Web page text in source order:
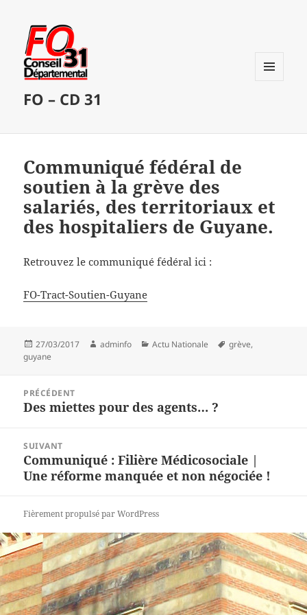
FO – CD 31
Communiqué fédéral de
soutien à la grève des
salariés, des territoriaux et
des hospitaliers de Guyane.
Retrouvez le communiqué fédéral ici :
FO-Tract-Soutien-Guyane
Publié
le
27/03/2017 Auteur
adminfo Catégories
Actu Nationale
Mots-
grève,
guyane
l’article
PRÉCÉDENT
Article
Des miettes pour des agents… ?
SUIVANT
Article
suivant :
Communiqué : Filière Médicosociale |
Une réforme manquée et non négociée !
Fièrement propulsé par WordPress